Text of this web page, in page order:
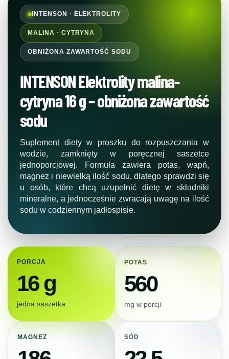
INTENSON · ELEKTROLITY
MALINA · CYTRYNA
OBNIŻONA ZAWARTOŚĆ SODU
INTENSON Elektrolity malina-
cytryna 16 g – obniżona zawartość
sodu
Suplement diety w proszku do rozpuszczania w
wodzie, zamknięty w poręcznej saszetce
jednoporcjowej. Formuła zawiera potas, wapń,
magnez i niewielką ilość sodu, dlatego sprawdzi się
u osób, które chcą uzupełnić dietę w składniki
mineralne, a jednocześnie zwracają uwagę na ilość
sodu w codziennym jadłospisie.
PORCJA
16 g
jedna saszetka
POTAS
560
mg w porcji
MAGNEZ SÓD